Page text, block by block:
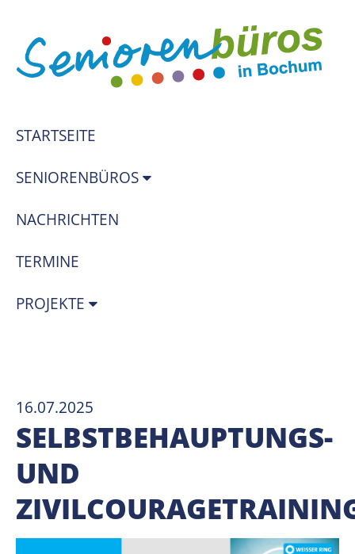
STARTSEITE
SENIORENBÜROS
NACHRICHTEN
TERMINE
PROJEKTE
16.07.2025
SELBSTBEHAUPTUNGS-
UND